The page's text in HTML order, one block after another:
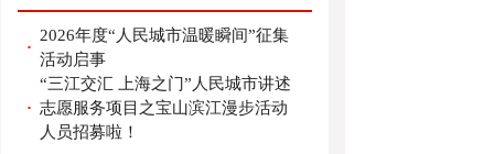
· 2026年度“人民城市温暖瞬间”征集
活动启事
·
“三江交汇 上海之门”人民城市讲述
志愿服务项目之宝山滨江漫步活动
人员招募啦！